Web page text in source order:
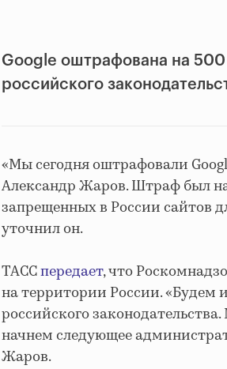
Google оштрафована на
российского
«Мы сегодня оштрафовали
Александр Жаров. Штраф был
запрещенных в России сайтов
уточнил он.
ТАССпередает, что
на территории России. «Будем
российского
начнем следующее
Жаров.